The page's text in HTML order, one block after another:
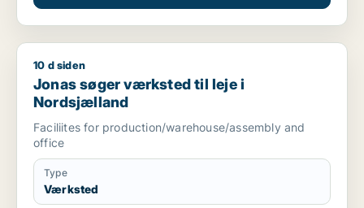
Jonas søger værksted til leje i Nordsjælland
10 d siden
Jonas søger værksted til leje i
Nordsjælland
Faciliites for production/warehouse/assembly and
office
Type
Værksted